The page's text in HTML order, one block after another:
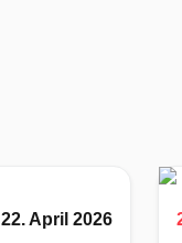
22. April 2026